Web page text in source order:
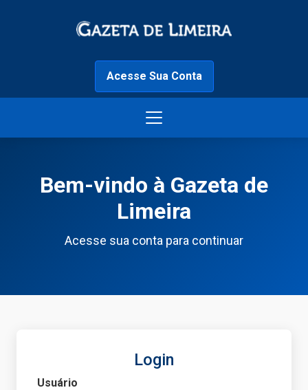
Acesse Sua Conta
Bem-vindo à Gazeta de
Limeira
Acesse sua conta para continuar
Login
Usuário